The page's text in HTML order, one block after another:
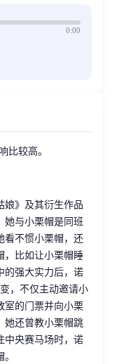
0:00
比较高。
娘》及其衍生作品
她与小栗帽是同班
看不惯小栗帽，还
，比如让小栗帽睡
的强大实力后，诺
，不仅主动邀请小
室的门票并向小栗
她还曾教小栗帽跳
中央赛马场时，诺